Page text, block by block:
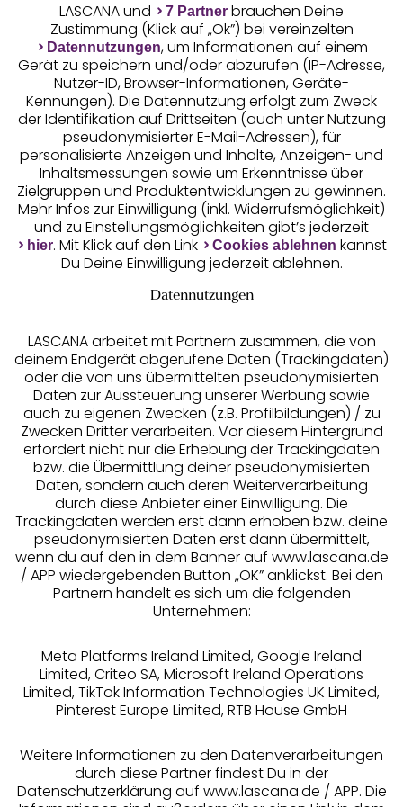
Geprüfte Sicherheit
Unsere Apps
Services
Beratung
Über uns
Rechtliches
Alle Preise inkl. MwSt., zzgl.
Versandkosten
LASCANA und 7 Partner brauchen Deine
Zustimmung (Klick auf „Ok”) bei vereinzelten
Datennutzungen, um Informationen auf einem
Gerät zu speichern und/oder abzurufen (IP-Adresse,
Nutzer-ID, Browser-Informationen, Geräte-
Kennungen). Die Datennutzung erfolgt zum Zweck
der Identifikation auf Drittseiten (auch unter Nutzung
pseudonymisierter E-Mail-Adressen), für
personalisierte Anzeigen und Inhalte, Anzeigen- und
Inhaltsmessungen sowie um Erkenntnisse über
Zielgruppen und Produktentwicklungen zu gewinnen.
Mehr Infos zur Einwilligung (inkl. Widerrufsmöglichkeit)
und zu Einstellungsmöglichkeiten gibt’s jederzeit
hier. Mit Klick auf den Link Cookies ablehnen kannst
Du Deine Einwilligung jederzeit ablehnen.
Datennutzungen
LASCANA arbeitet mit Partnern zusammen, die von
deinem Endgerät abgerufene Daten (Trackingdaten)
oder die von uns übermittelten pseudonymisierten
Daten zur Aussteuerung unserer Werbung sowie
auch zu eigenen Zwecken (z.B. Profilbildungen) / zu
Zwecken Dritter verarbeiten. Vor diesem Hintergrund
erfordert nicht nur die Erhebung der Trackingdaten
bzw. die Übermittlung deiner pseudonymisierten
Daten, sondern auch deren Weiterverarbeitung
durch diese Anbieter einer Einwilligung. Die
Trackingdaten werden erst dann erhoben bzw. deine
pseudonymisierten Daten erst dann übermittelt,
wenn du auf den in dem Banner auf www.lascana.de
/ APP wiedergebenden Button „OK” anklickst. Bei den
Partnern handelt es sich um die folgenden
Unternehmen:
Meta Platforms Ireland Limited, Google Ireland
Limited, Criteo SA, Microsoft Ireland Operations
Limited, TikTok Information Technologies UK Limited,
Pinterest Europe Limited, RTB House GmbH
Weitere Informationen zu den Datenverarbeitungen
durch diese Partner findest Du in der
Datenschutzerklärung auf www.lascana.de / APP. Die